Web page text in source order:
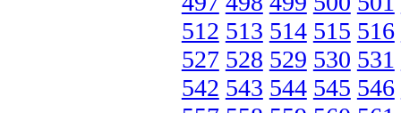
512 513 514 515 516
527 528 529 530 531
542 543 544 545 546